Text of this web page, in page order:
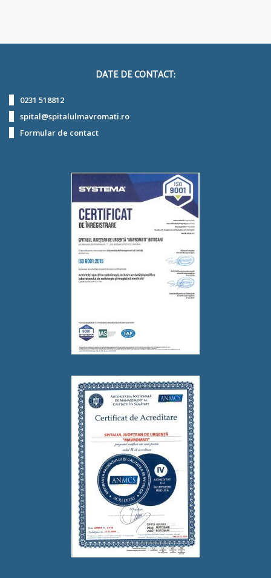
DATE DE CONTACT:
0231 518812
spital@spitalulmavromati.ro
Formular de contact